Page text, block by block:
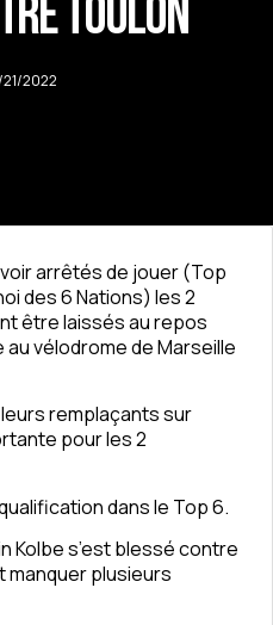
Toulon
2022
arrêtés de jouer (Top
des 6 Nations) les 2
être laissés au repos
vélodrome de Marseille
remplaçants sur
pour les 2
dans le Top 6.
Kolbe s’est blessé contre
manquer plusieurs